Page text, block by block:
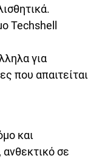
Techshell
για
που απαιτείται
και
σε